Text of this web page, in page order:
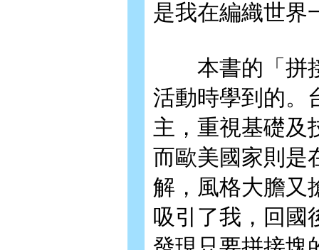
是我在編織世界
本書的「拼接
活動時學到的。
主，重視基礎及
而歐美國家則是
解，風格大膽又
吸引了我，回國